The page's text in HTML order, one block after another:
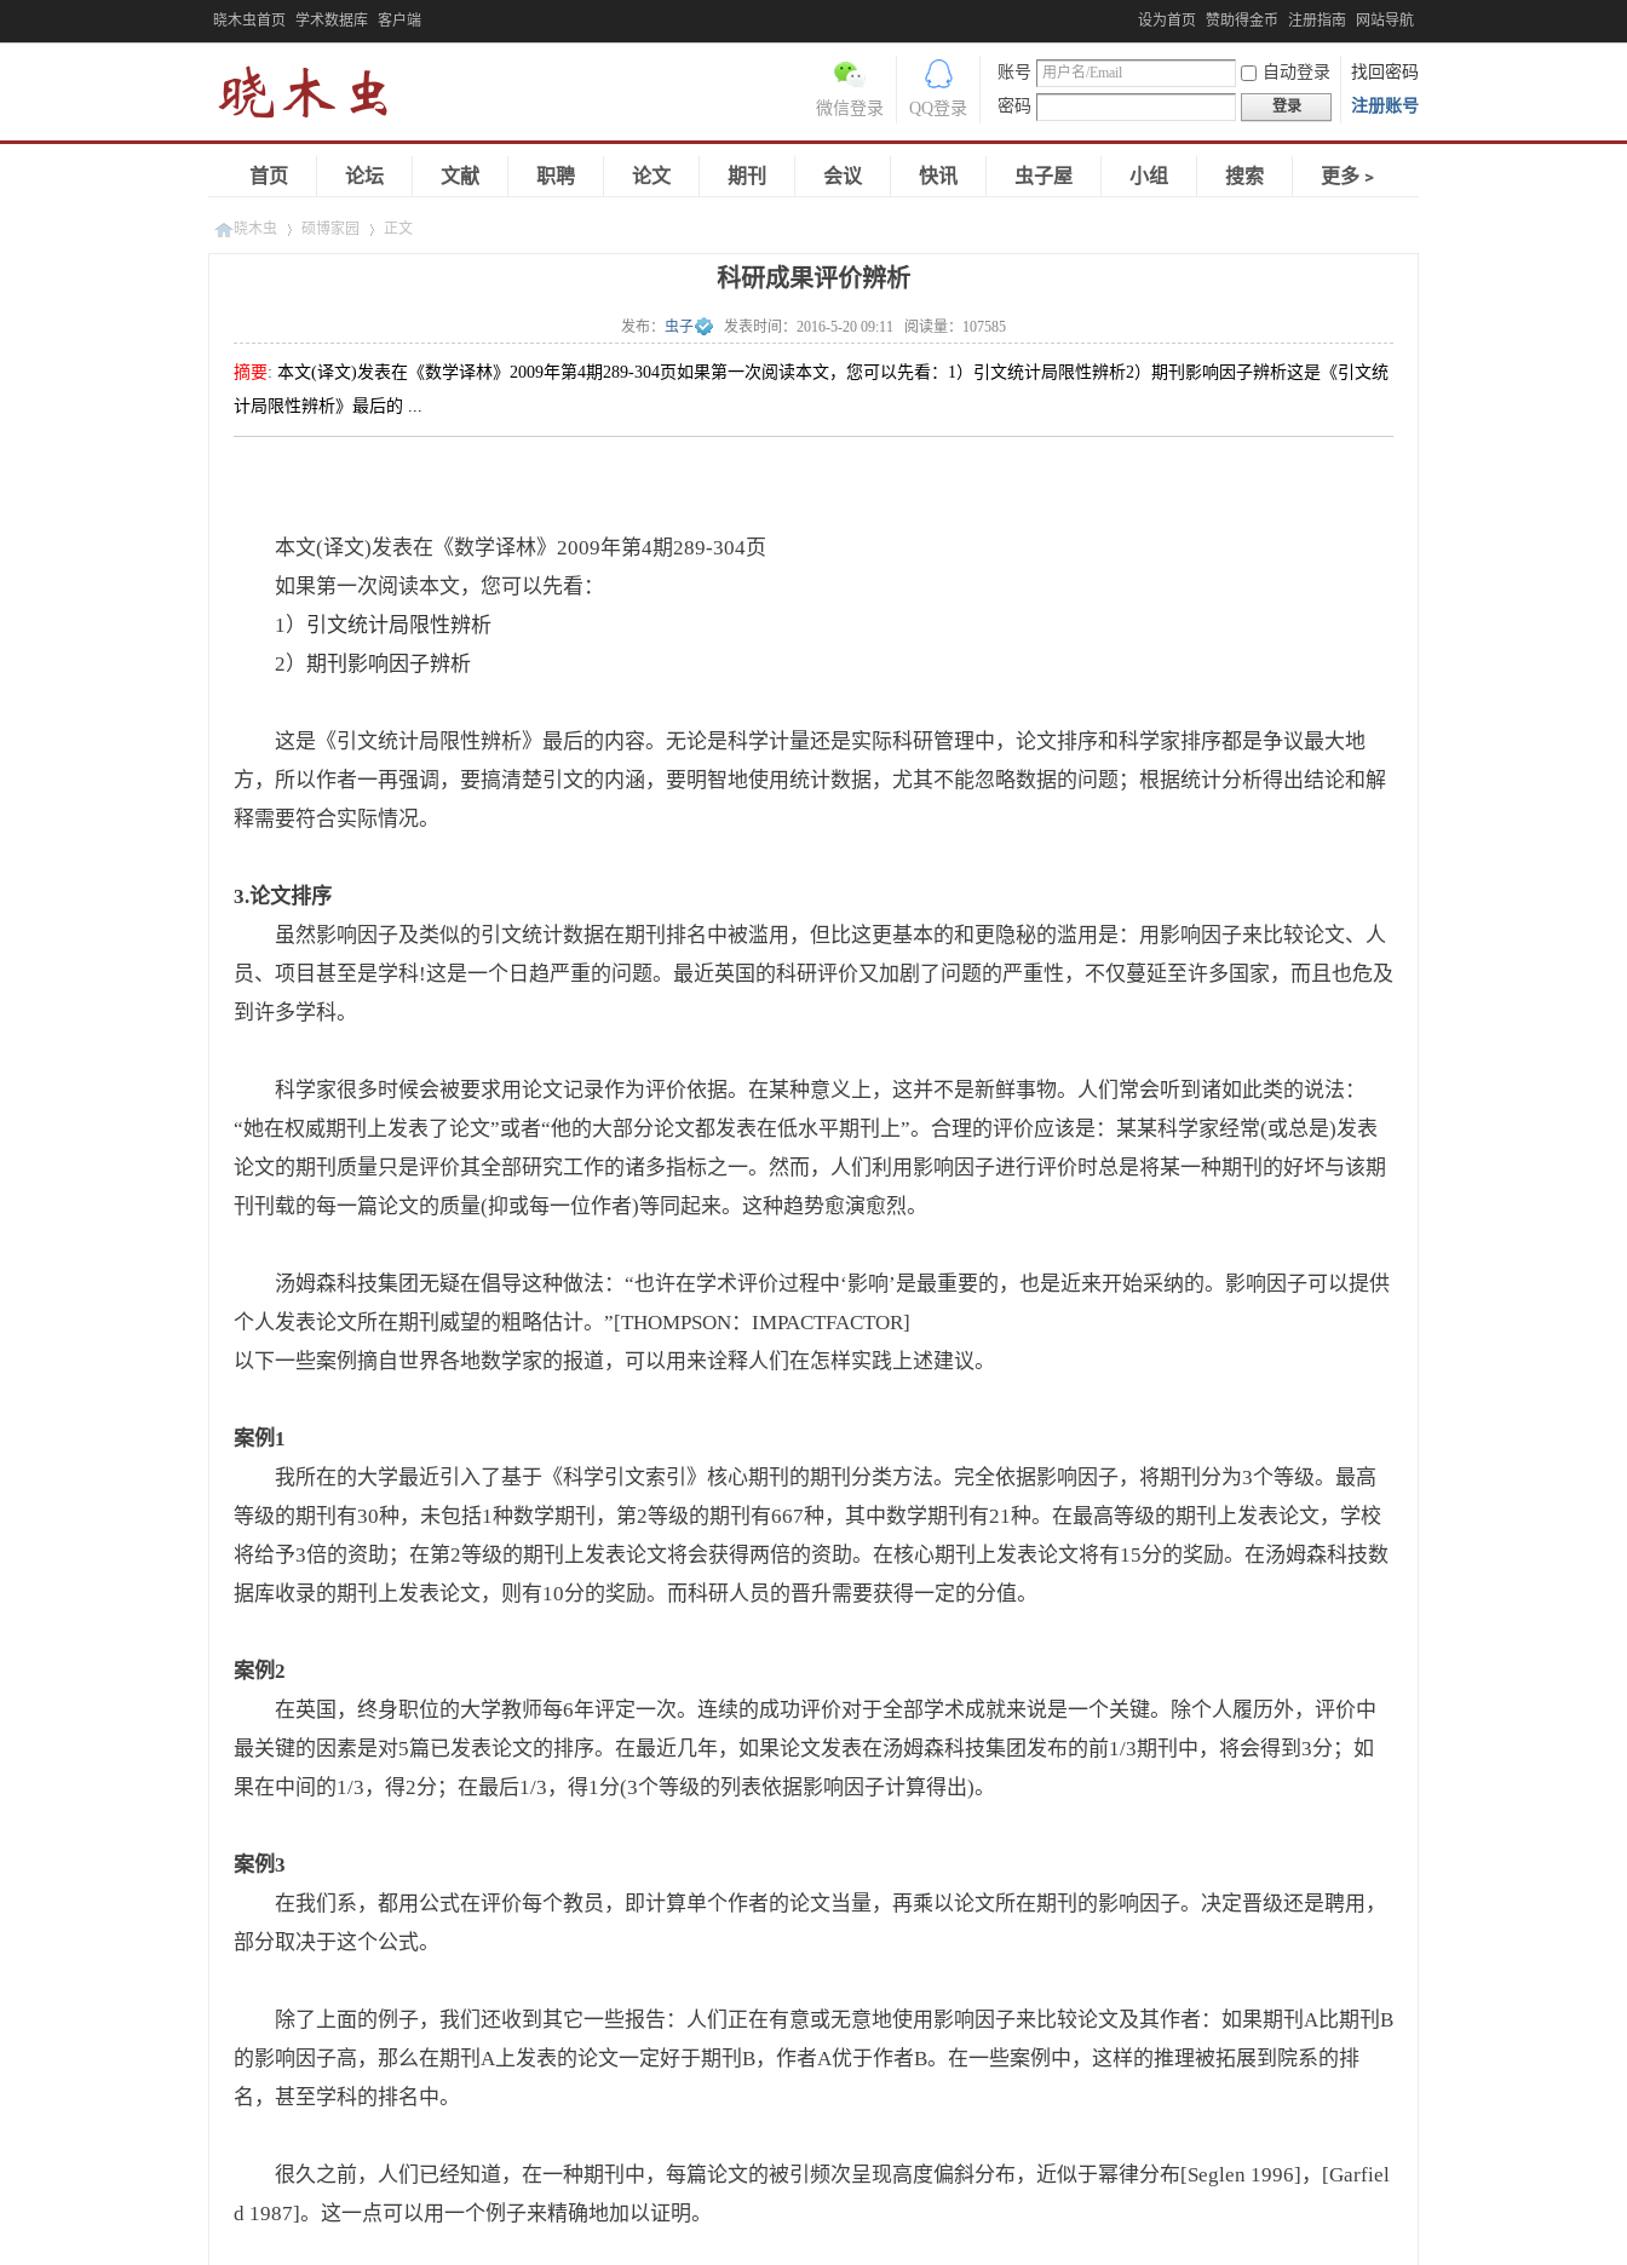
晓木虫首页 学术数据库 客户端 设为首页 赞助得金币 注册指南 网站导航
账号 自动登录
找回密码
密码
登录 注册账号
QQ登录
微信登录
首页 论坛 文献 职聘 论文 期刊 会议 快讯 虫子屋 小组 搜索 更多﹥
晓木虫 硕博家园 正文
科研成果评价辨析
发布： 虫子 发表时间： 2016-5-20 09:11 阅读量： 107585
摘要: 本文(译文)发表在《数学译林》2009年第4期289-304页如果第一次阅读本文，您可以先看：1）引文统计局限性辨析2）期刊影响因子辨析这是《引文统
计局限性辨析》最后的 ...
本文(译文)发表在《数学译林》2009年第4期289-304页
如果第一次阅读本文，您可以先看：
1） 引文统计局限性辨析
2） 期刊影响因子辨析
这是《引文统计局限性辨析》最后的内容。无论是科学计量还是实际科研管理中，论文排序和科学家排序都是争议最大地
方，所以作者一再强调，要搞清楚引文的内涵，要明智地使用统计数据，尤其不能忽略数据的问题；根据统计分析得出结论和解
释需要符合实际情况。
3.论文排序
虽然影响因子及类似的引文统计数据在期刊排名中被滥用，但比这更基本的和更隐秘的滥用是：用影响因子来比较论文、人
员、项目甚至是学科!这是一个日趋严重的问题。最近英国的科研评价又加剧了问题的严重性，不仅蔓延至许多国家，而且也危及
到许多学科。
科学家很多时候会被要求用论文记录作为评价依据。在某种意义上，这并不是新鲜事物。人们常会听到诸如此类的说法：
“她在权威期刊上发表了论文”或者“他的大部分论文都发表在低水平期刊上”。合理的评价应该是：某某科学家经常(或总是)发表
论文的期刊质量只是评价其全部研究工作的诸多指标之一。然而，人们利用影响因子进行评价时总是将某一种期刊的好坏与该期
刊刊载的每一篇论文的质量(抑或每一位作者)等同起来。这种趋势愈演愈烈。
汤姆森科技集团无疑在倡导这种做法：“也许在学术评价过程中‘影响’是最重要的，也是近来开始采纳的。影响因子可以提供
个人发表论文所在期刊威望的粗略估计。”[THOMPSON：IMPACTFACTOR]
以下一些案例摘自世界各地数学家的报道，可以用来诠释人们在怎样实践上述建议。
案例1
我所在的大学最近引入了基于《科学引文索引》核心期刊的期刊分类方法。完全依据影响因子，将期刊分为3个等级。最高
等级的期刊有30种，未包括1种数学期刊，第2等级的期刊有667种，其中数学期刊有21种。在最高等级的期刊上发表论文，学校
将给予3倍的资助；在第2等级的期刊上发表论文将会获得两倍的资助。在核心期刊上发表论文将有15分的奖励。在汤姆森科技数
据库收录的期刊上发表论文，则有10分的奖励。而科研人员的晋升需要获得一定的分值。
案例2
在英国，终身职位的大学教师每6年评定一次。连续的成功评价对于全部学术成就来说是一个关键。除个人履历外，评价中
最关键的因素是对5篇已发表论文的排序。在最近几年，如果论文发表在汤姆森科技集团发布的前1/3期刊中，将会得到3分；如
果在中间的1/3，得2分；在最后1/3，得1分(3个等级的列表依据影响因子计算得出)。
案例3
在我们系，都用公式在评价每个教员，即计算单个作者的论文当量，再乘以论文所在期刊的影响因子。决定晋级还是聘用，
部分取决于这个公式。
除了上面的例子，我们还收到其它一些报告：人们正在有意或无意地使用影响因子来比较论文及其作者：如果期刊A比期刊B
的影响因子高，那么在期刊A上发表的论文一定好于期刊B，作者A优于作者B。在一些案例中，这样的推理被拓展到院系的排
名，甚至学科的排名中。
很久之前，人们已经知道，在一种期刊中，每篇论文的被引频次呈现高度偏斜分布，近似于幂律分布[Seglen 1996]，[Garfiel
d 1987]。这一点可以用一个例子来精确地加以证明。